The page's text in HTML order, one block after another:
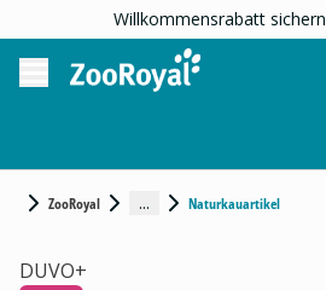
Willkommensrabatt sichern
ZooRoyal ... Naturkauartikel
DUVO+